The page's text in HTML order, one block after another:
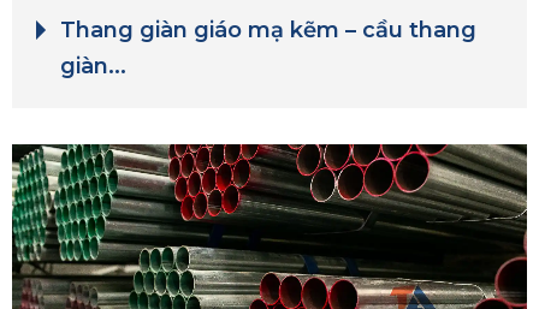
Thang giàn giáo mạ kẽm – cầu thang
giàn...